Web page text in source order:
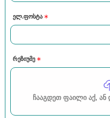
ელ.ფოსტა
რეზიუმე
ᲩᲐᲐᲒᲓᲔᲗ ᲤᲐᲘᲚᲘ ᲐᲥ, ᲐᲜ